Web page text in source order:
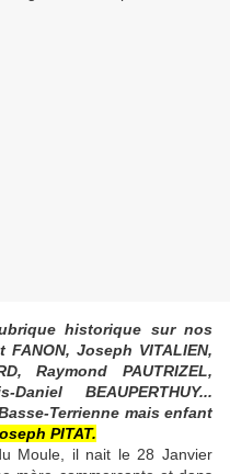
historique sur nos
Joseph VITALIEN,
Raymond PAUTRIZEL,
BEAUPERTHUY...
Terrienne mais enfant
PITAT.
il nait le 28 Janvier